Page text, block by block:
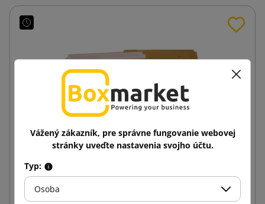
Vážený zákazník, pre správne fungovanie webovej
stránky uveďte nastavenia svojho účtu.
Typ:
Osoba